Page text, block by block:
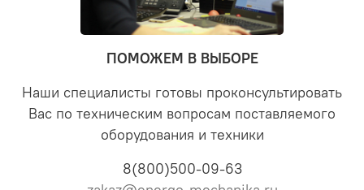
ПОМОЖЕМ В ВЫБОРЕ
Наши специалисты готовы проконсультировать
Вас по техническим вопросам поставляемого
оборудования и техники
8(800)500-09-63